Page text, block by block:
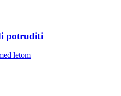
potruditi
letom